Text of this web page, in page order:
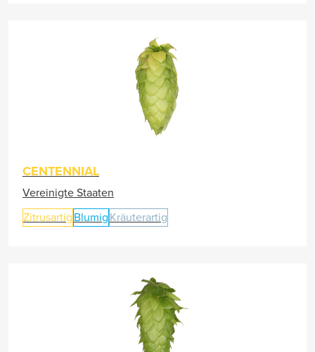
CENTENNIAL
Vereinigte Staaten
Zitrusartig Blumig Kräuterartig